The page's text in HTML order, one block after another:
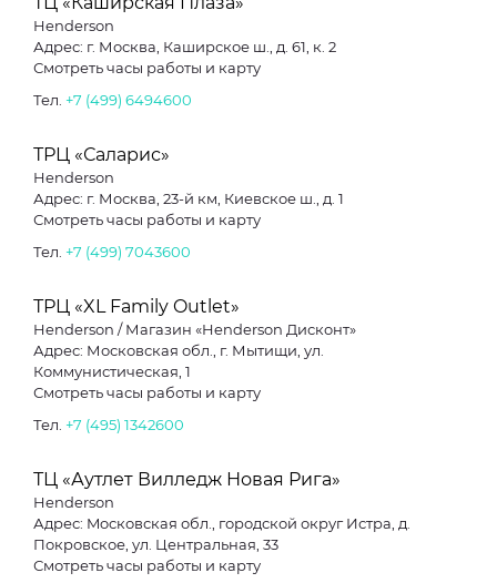
Henderson
Адрес: г. Москва, Каширское ш., д. 61, к. 2
Смотреть часы работы и карту
Тел. +7 (499) 6494600
ТРЦ «Саларис»
Henderson
Адрес: г. Москва, 23-й км, Киевское ш., д. 1
Смотреть часы работы и карту
Тел. +7 (499) 7043600
ТРЦ «XL Family Outlet»
Henderson / Магазин «Henderson Дисконт»
Адрес: Московская обл., г. Мытищи, ул.
Коммунистическая, 1
Смотреть часы работы и карту
Тел. +7 (495) 1342600
ТЦ «Аутлет Вилледж Новая Рига»
Henderson
Адрес: Moсковская обл., городской округ Истра, д.
Покровское, ул. Центральная, 33
Смотреть часы работы и карту